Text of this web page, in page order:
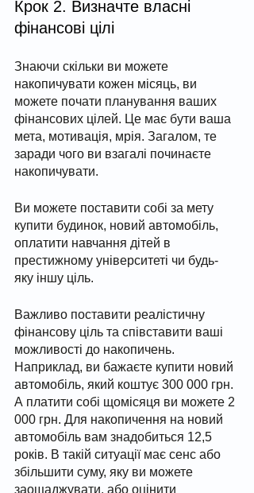
Крок 2. Визначте власні
фінансові цілі
Знаючи скільки ви можете
накопичувати кожен місяць, ви
можете почати планування ваших
фінансових цілей. Це має бути ваша
мета, мотивація, мрія. Загалом, те
заради чого ви взагалі починаєте
накопичувати.
Ви можете поставити собі за мету
купити будинок, новий автомобіль,
оплатити навчання дітей в
престижному університеті чи будь-
яку іншу ціль.
Важливо поставити реалістичну
фінансову ціль та співставити ваші
можливості до накопичень.
Наприклад, ви бажаєте купити новий
автомобіль, який коштує 300 000 грн.
А платити собі щомісяця ви можете 2
000 грн. Для накопичення на новий
автомобіль вам знадобиться 12,5
років. В такій ситуації має сенс або
збільшити суму, яку ви можете
заощаджувати, або оцінити